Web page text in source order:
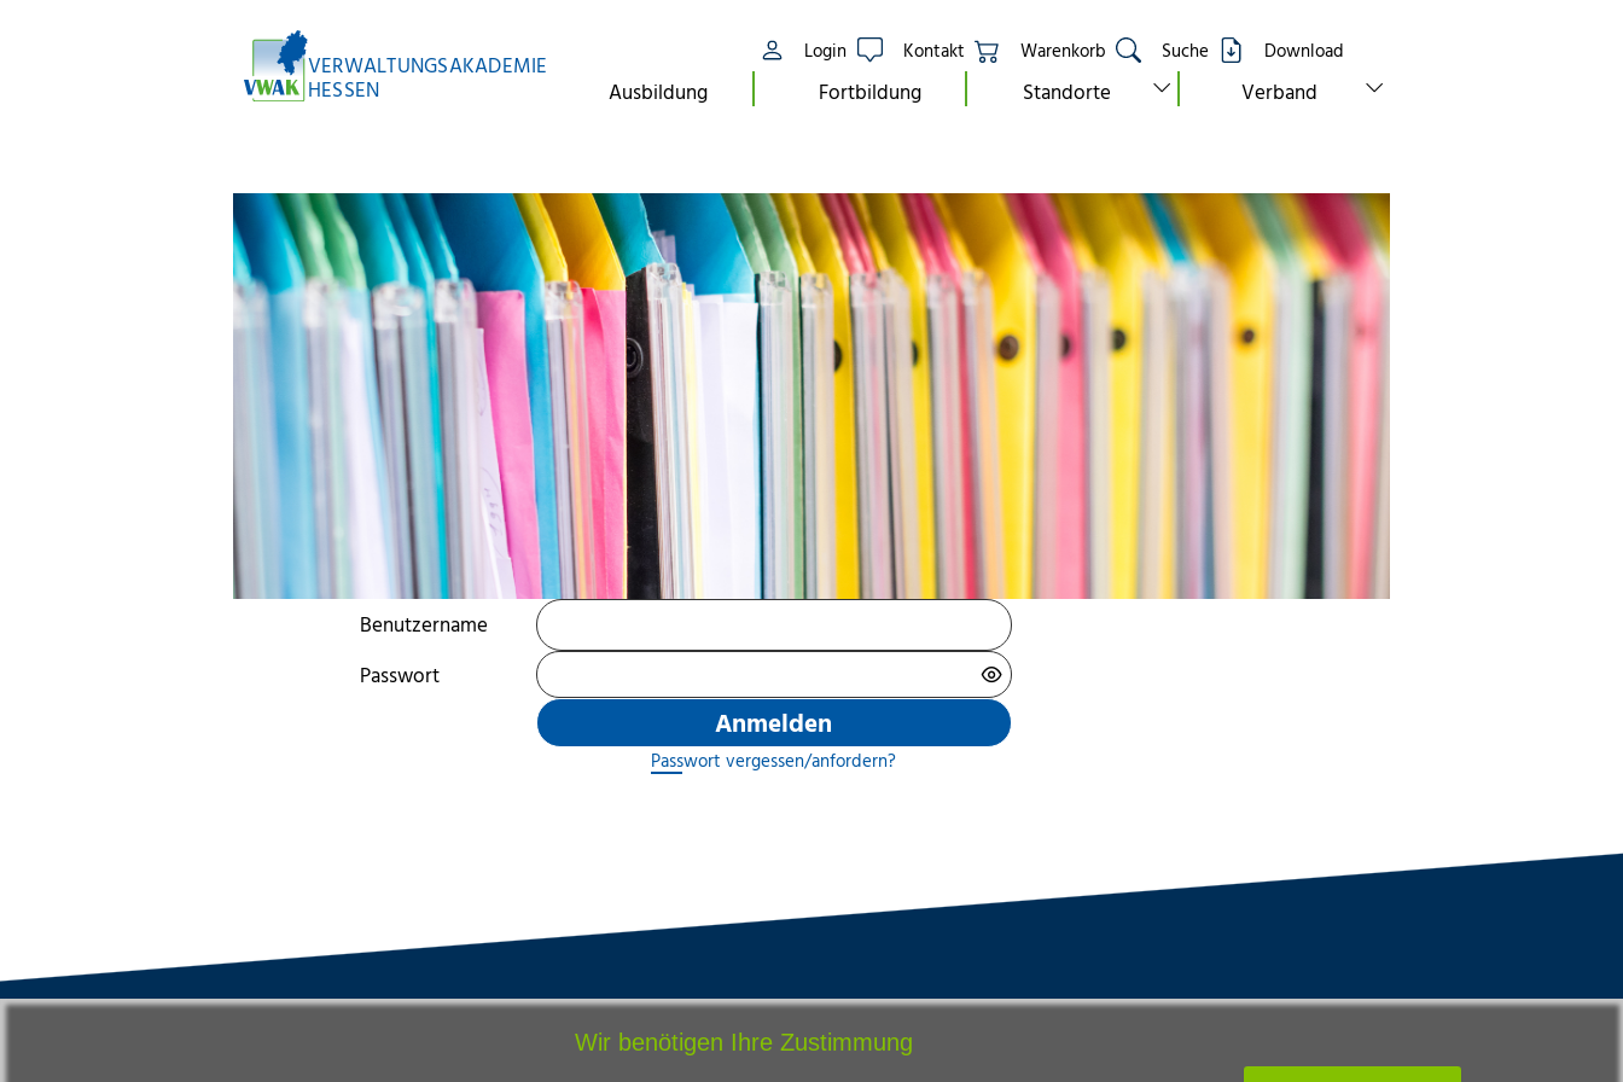
VERWALTUNGSAKADEMIE
HESSEN
Login Kontakt Warenkorb Suche Download
Ausbildung Fortbildung Standorte show submenu for “standorte”
Verband show submenu for “verband”
Benutzername
Passwort
Anmelden
Passwort vergessen/anfordern?
Standorte Bildungsangebot
Wir benötigen Ihre Zustimmung